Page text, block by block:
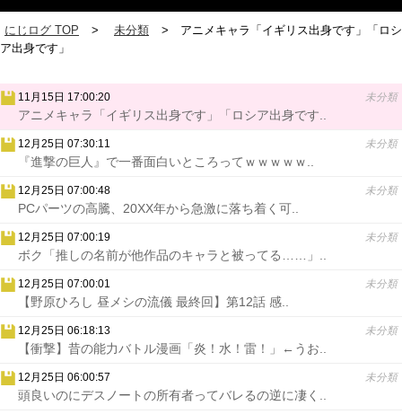
にじログ TOP 未分類
アニメキャラ「イギリス出身です」「ロシ
ア出身です」
11月15日 17:00:20 未分類
アニメキャラ「イギリス出身です」「ロシア出身です..
12月25日 07:30:11 未分類
『進撃の巨人』で一番面白いところってｗｗｗｗｗ..
12月25日 07:00:48 未分類
PCパーツの高騰、20XX年から急激に落ち着く可..
12月25日 07:00:19 未分類
ボク「推しの名前が他作品のキャラと被ってる……」..
12月25日 07:00:01 未分類
【野原ひろし 昼メシの流儀 最終回】第12話 感..
12月25日 06:18:13 未分類
【衝撃】昔の能力バトル漫画「炎！水！雷！」←うお..
12月25日 06:00:57 未分類
頭良いのにデスノートの所有者ってバレるの逆に凄く..